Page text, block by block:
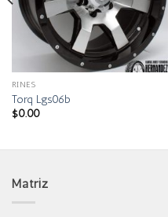
RINES
Torq Lgs06b
$0.00
Matriz